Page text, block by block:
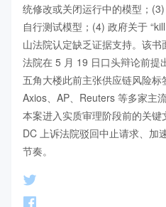
统修改或关闭运行中的模型；
自行测试模型；(4) 政府关于
山法院认定缺乏证据支持。该
法院在 5 月 19 日口头辩论前提
五角大楼此前主张供应链风险标
Axios、AP、Reuters 等多家主
本案进入实质审理阶段前的关
DC 上诉法院驳回中止请求、加
节奏。